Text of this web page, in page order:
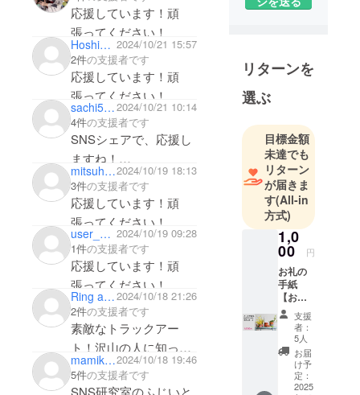
応援しています！頑
張ってください！
Hoshiko88 2024/10/21 15:57
2件の支援者です
応援しています！頑
張ってください！
sachi53mirai2024/10/21 10:14
4件の支援者です
SNSシェアで、応援し
ますね！
無事達成しますよう
に！！
mitsuhiko mochizuki2024/10/19 18:13
3件の支援者です
応援しています！頑
張ってください！
user_53001afb0354 2024/10/19 09:28
1件の支援者です
応援しています！頑
張ってください！
Ring a bell2024/10/18 21:26
2件の支援者です
素敵なトラックアー
ト！沢山の人に知って
もらい、沢山の人を笑
顔にして欲しいです！
mamikoro2024/10/18 19:46
5件の支援者です
SNS研究室のふじいと
トや職人さ
商品をとお
して
文化を伝え
セプトに、
モノ作りの
応援サービ
スを運営し
ています！
数か月に1
回、東京都
神楽坂にて
展示販売イ
ベント【こ
だわりの材
料展】の開
モノ作りの
リターンを
選ぶ
目標金額
未達でも
リターン
が届きま
す(All-in
方式)
1,0
00 円
お礼の
手紙
【お礼
のメッ
セージ
とオリ
ジナル
ポスト
カー
ド】 感
支援
者：
5人
お届
け予
定：
2025